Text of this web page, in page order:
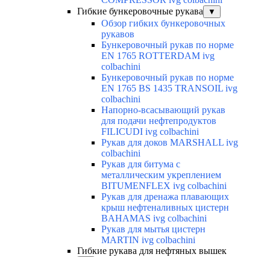
Гибкие бункеровочные рукава
▼
Обзор гибких бункеровочных
рукавов
Бункеровочный рукав по норме
EN 1765 ROTTERDAM ivg
colbachini
Бункеровочный рукав по норме
EN 1765 BS 1435 TRANSOIL ivg
colbachini
Напорно-всасывающий рукав
для подачи нефтепродуктов
FILICUDI ivg colbachini
Рукав для доков MARSHALL ivg
colbachini
Рукав для битума с
металлическим укреплением
BITUMENFLEX ivg colbachini
Рукав для дренажа плавающих
крыш нефтеналивных цистерн
BAHAMAS ivg colbachini
Рукав для мытья цистерн
MARTIN ivg colbachini
Гибкие рукава для нефтяных вышек